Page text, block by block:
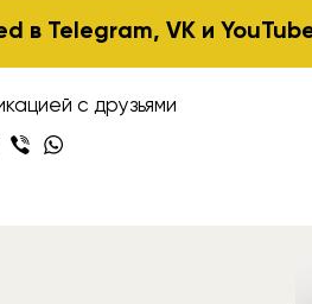
в Telegram,VK и
с друзьями